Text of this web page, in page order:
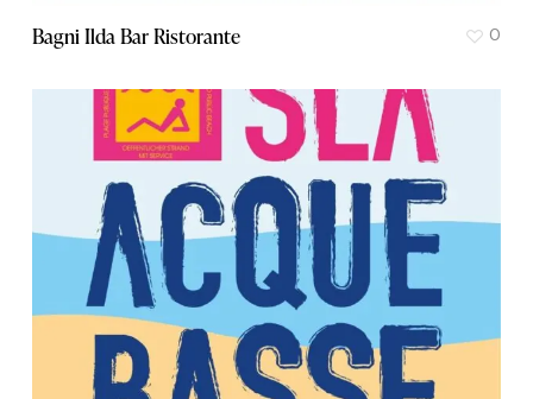
Bagni Ilda Bar Ristorante 0